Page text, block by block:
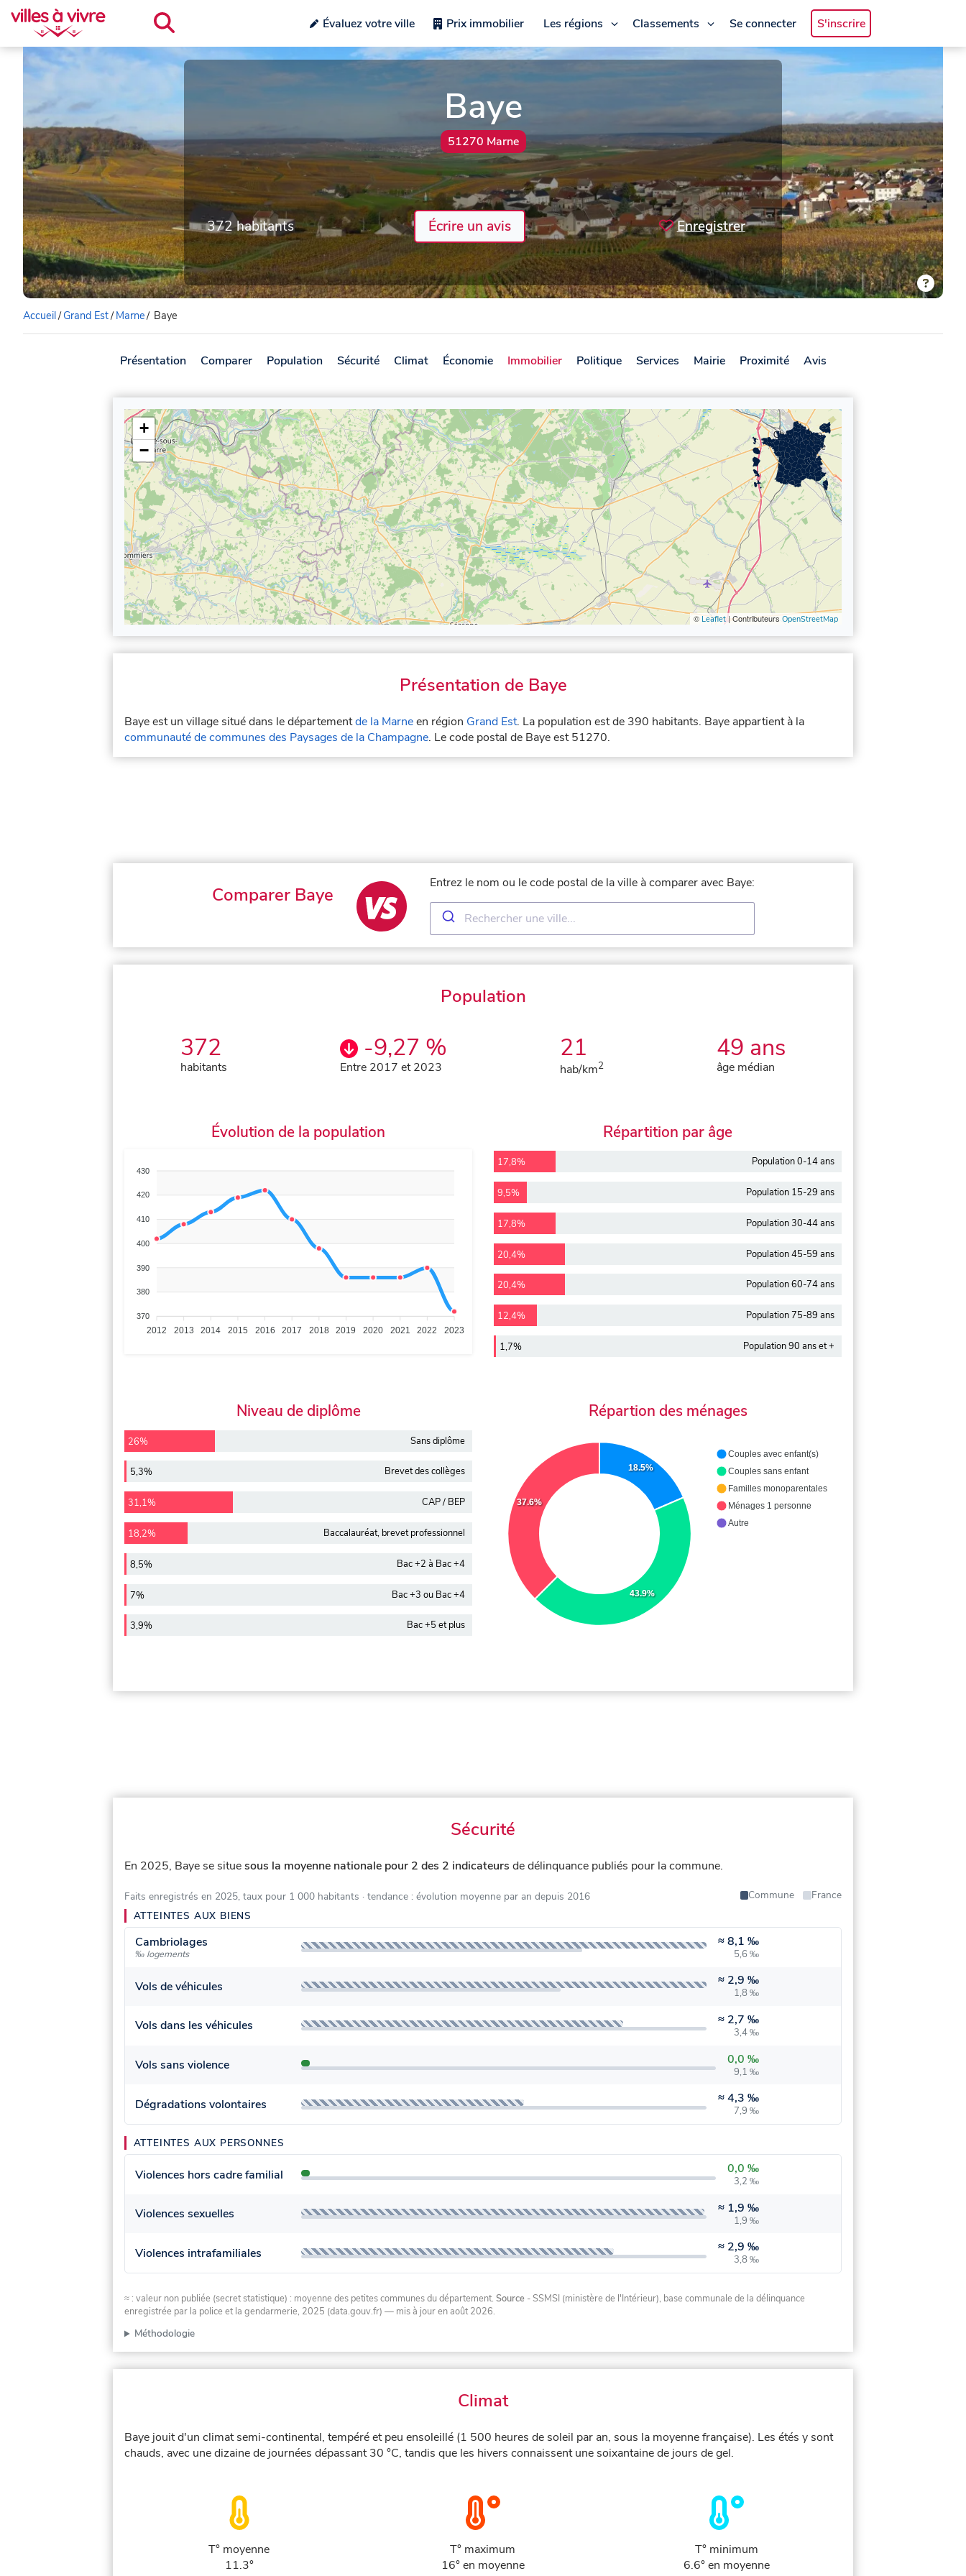
Évaluez votre ville Prix immobilier Les régions Classements Se connecter S'inscrire
Baye
51270 Marne
372 habitants Écrire un avis Enregistrer
Accueil/Grand Est/ Marne/ Baye
Présentation Comparer Population Sécurité Climat Économie Immobilier Politique Services Mairie Proximité Avis
+
−
© Leaflet| Contributeurs OpenStreetMap
Présentation de Baye
Baye est un village situé dans le départementde la Marneen région Grand Est. La population est de 390 habitants. Baye appartient à la
communauté de communes des Paysages de la Champagne. Le code postal de Baye est 51270.
Comparer Baye
Entrez le nom ou le code postal de la ville à comparer avec Baye:
Population
372
habitants
-9,27 %
Entre 2017 et 2023
21
hab/km2
49 ans
âge médian
Évolution de la population
430
420
410
400
390
380
370
2012 2013 2014 2015 2016 2017 2018 2019 2020 2021 2022 2023
Répartition par âge
17,8% Population 0-14 ans
9,5% Population 15-29 ans
17,8% Population 30-44 ans
20,4% Population 45-59 ans
20,4% Population 60-74 ans
12,4% Population 75-89 ans
1,7% Population 90 ans et +
Niveau de diplôme
26% Sans diplôme
5,3% Brevet des collèges
31,1% CAP / BEP
18,2% Baccalauréat, brevet professionnel
8,5% Bac +2 à Bac +4
7% Bac +3 ou Bac +4
3,9% Bac +5 et plus
Répartion des ménages
18.5%
43.9%
37.6%
Couples avec enfant(s)
Couples sans enfant
Familles monoparentales
Ménages 1 personne
Autre
Sécurité
En 2025, Baye se situesous la moyenne nationale pour 2 des 2 indicateurs de délinquance publiés pour la commune.
Faits enregistrés en 2025, taux pour 1 000 habitants · tendance : évolution moyenne par an depuis 2016 Commune
France
ATTEINTES AUX BIENS
Cambriolages
‰ logements
≈8,1 ‰
5,6 ‰
Vols de véhicules ≈ 2,9 ‰
1,8 ‰
Vols dans les véhicules ≈ 2,7 ‰
3,4 ‰
Vols sans violence 0,0 ‰
9,1 ‰
Dégradations volontaires ≈4,3 ‰
7,9 ‰
ATTEINTES AUX PERSONNES
Violences hors cadre familial 0,0 ‰
3,2 ‰
Violences sexuelles ≈ 1,9 ‰
1,9 ‰
Violences intrafamiliales ≈ 2,9 ‰
3,8 ‰
≈ : valeur non publiée (secret statistique) : moyenne des petites communes du département. Source - SSMSI (ministère de l'Intérieur), base communale de la délinquance
enregistrée par la police et la gendarmerie, 2025 (data.gouv.fr) — mis à jour en août 2026.
Méthodologie
Climat
Baye jouit d'un climat semi-continental, tempéré et peu ensoleillé (1 500 heures de soleil par an, sous la moyenne française). Les étés y sont
chauds, avec une dizaine de journées dépassant 30 °C, tandis que les hivers connaissent une soixantaine de jours de gel.
T° moyenne
11.3°
T° maximum
16° en moyenne
T° minimum
6.6° en moyenne